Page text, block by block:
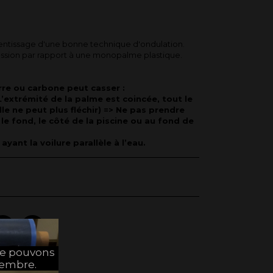
d'une bonne technique d'ondulation.
par rapport à une monopalme plastique.
ou carbone peut casser :
de la palme est coincée, tout le
ne peut plus fléchir) => Ne pas prendre
le fond, le côté de la piscine ou au fond de
la voilure parallèle à l’eau.
pouvons